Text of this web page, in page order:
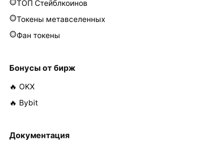
ТОП Стейблкоинов
Токены метавселенных
Фан токены
Бонусы от бирж
🔥 OKX
🔥 Bybit
Документация